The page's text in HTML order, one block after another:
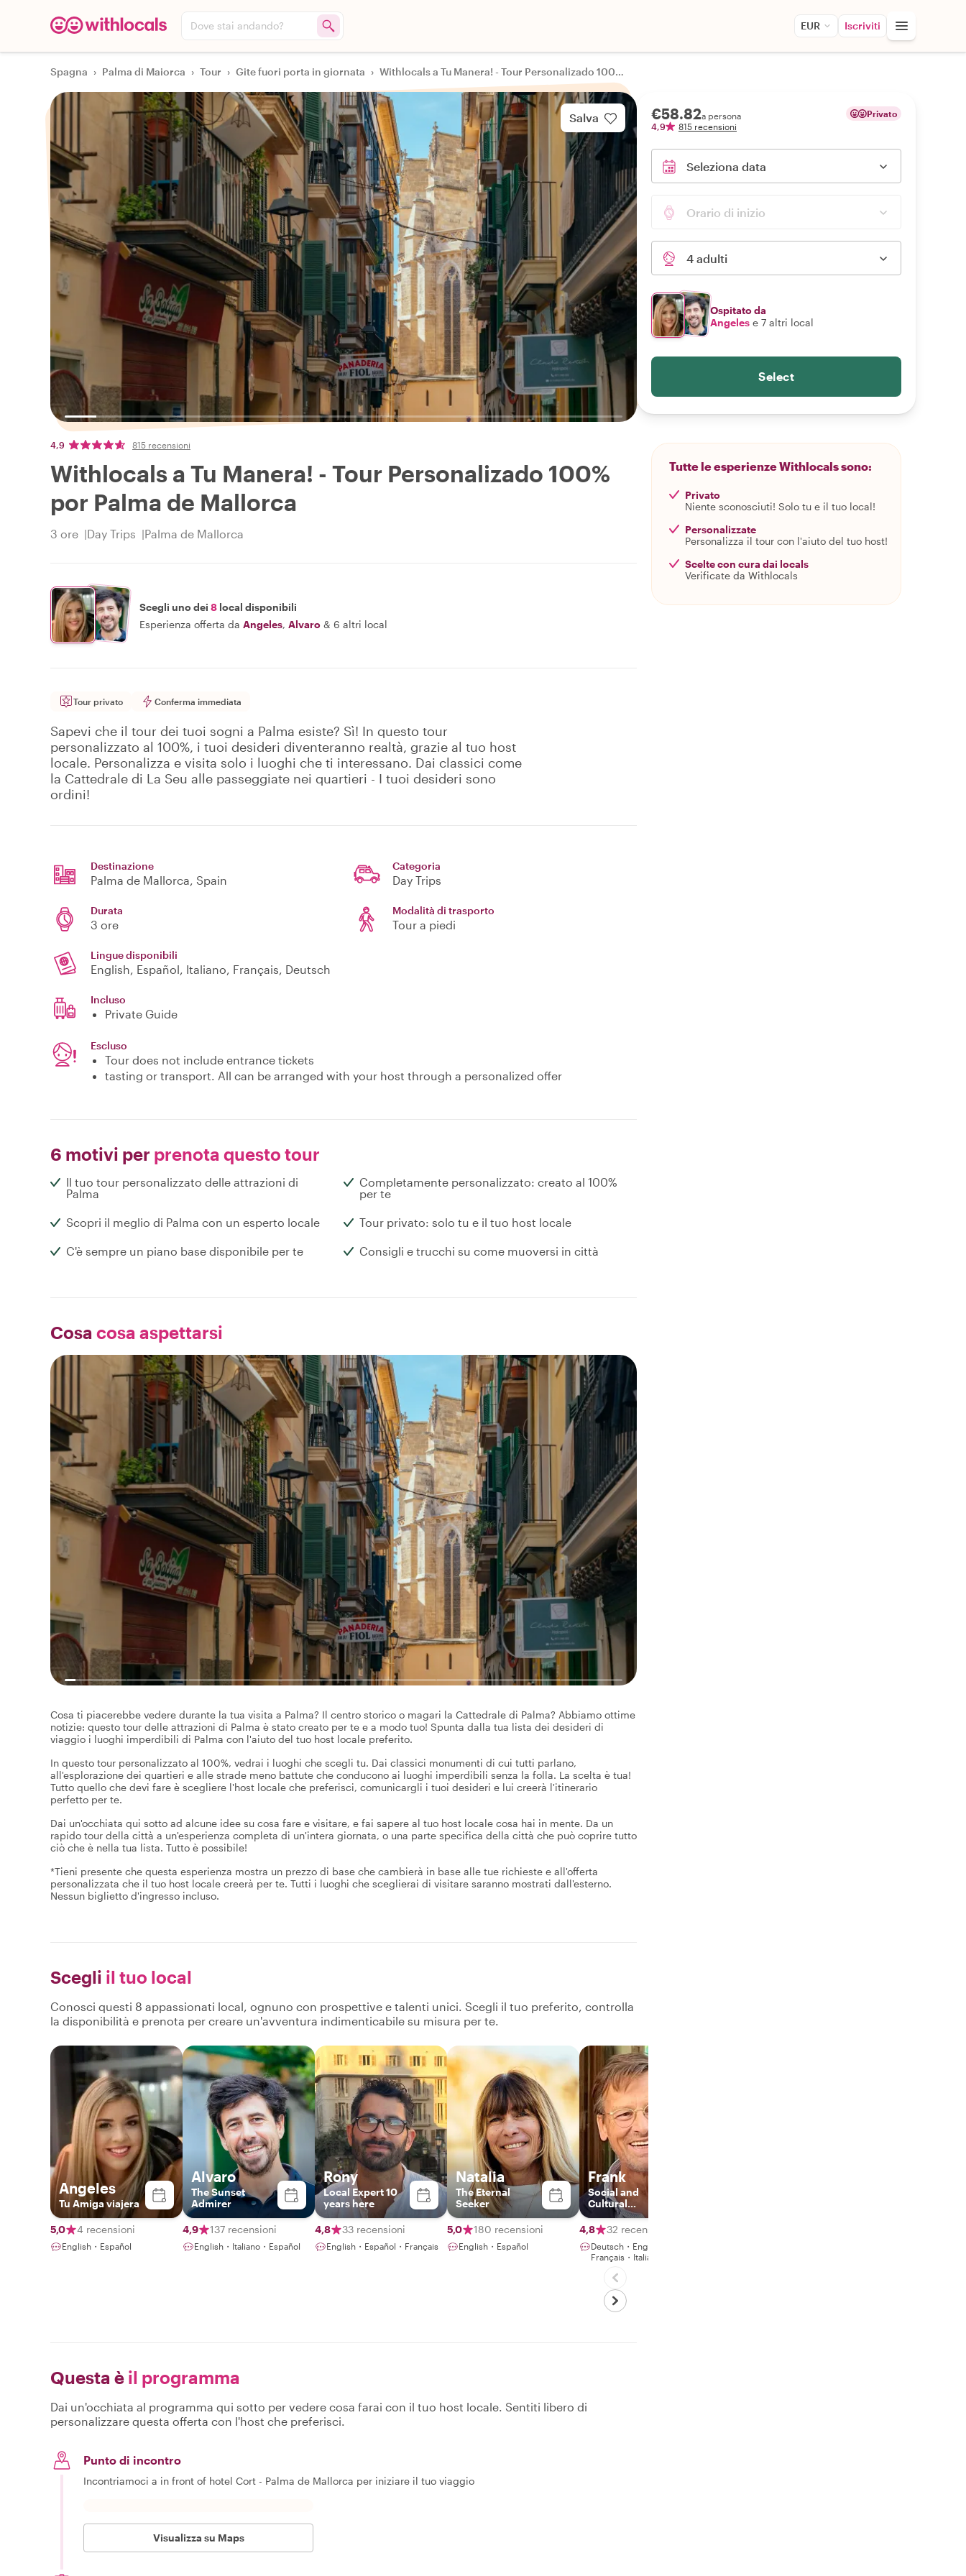
Dove stai andando? EUR Iscriviti
Spagna › Palma di Maiorca › Tour › Gite fuori porta in giornata › Withlocals a Tu Manera! - Tour Personalizado 100% por Palma de Mallorca
Salva
4,9 815 recensioni
Withlocals a Tu Manera! - Tour Personalizado 100%
por Palma de Mallorca
3 ore Day Trips Palma de Mallorca
Scegli uno dei 8 local disponibili
Esperienza offerta da Angeles, Alvaro & 6 altri local
Tour privato Conferma immediata
Sapevi che il tour dei tuoi sogni a Palma esiste? Sì! In questo tour
personalizzato al 100%, i tuoi desideri diventeranno realtà, grazie al tuo host
locale. Personalizza e visita solo i luoghi che ti interessano. Dai classici come
la Cattedrale di La Seu alle passeggiate nei quartieri - I tuoi desideri sono
ordini!
Destinazione
Palma de Mallorca, Spain
Categoria
Day Trips
Durata
3 ore
Modalità di trasporto
Tour a piedi
Lingue disponibili
English, Español, Italiano, Français, Deutsch
Incluso
Private Guide
Escluso
Tour does not include entrance tickets
tasting or transport. All can be arranged with your host through a personalized offer
6 motivi per prenota questo tour
Il tuo tour personalizzato delle attrazioni di
Palma
Completamente personalizzato: creato al 100%
per te
Scopri il meglio di Palma con un esperto locale Tour privato: solo tu e il tuo host locale
C'è sempre un piano base disponibile per te Consigli e trucchi su come muoversi in città
Cosa cosa aspettarsi
Cosa ti piacerebbe vedere durante la tua visita a Palma? Il centro storico o magari la Cattedrale di Palma? Abbiamo ottime
notizie: questo tour delle attrazioni di Palma è stato creato per te e a modo tuo! Spunta dalla tua lista dei desideri di
viaggio i luoghi imperdibili di Palma con l'aiuto del tuo host locale preferito.
In questo tour personalizzato al 100%, vedrai i luoghi che scegli tu. Dai classici monumenti di cui tutti parlano,
all'esplorazione dei quartieri e alle strade meno battute che conducono ai luoghi imperdibili senza la folla. La scelta è tua!
Tutto quello che devi fare è scegliere l'host locale che preferisci, comunicargli i tuoi desideri e lui creerà l'itinerario
perfetto per te.
Dai un'occhiata qui sotto ad alcune idee su cosa fare e visitare, e fai sapere al tuo host locale cosa hai in mente. Da un
rapido tour della città a un'esperienza completa di un'intera giornata, o una parte specifica della città che può coprire tutto
ciò che è nella tua lista. Tutto è possibile!
*Tieni presente che questa esperienza mostra un prezzo di base che cambierà in base alle tue richieste e all'offerta
personalizzata che il tuo host locale creerà per te. Tutti i luoghi che sceglierai di visitare saranno mostrati dall'esterno.
Nessun biglietto d'ingresso incluso.
Scegli il tuo local
Conosci questi 8 appassionati local, ognuno con prospettive e talenti unici. Scegli il tuo preferito, controlla
la disponibilità e prenota per creare un'avventura indimenticabile su misura per te.
Angeles
Tu Amiga viajera
5,0 4 recensioni
English・Español
Alvaro
The Sunset
Admirer
4,9 137 recensioni
English・Italiano・Español
Rony
Local Expert 10
years here
4,8 33 recensioni
English・Español・Français
Natalia
The Eternal
Seeker
5,0 180 recensioni
English・Español
Frank
Social and
Cultural
Historian
4,8
32 recensioni
Deutsch・English・Español・
Français・Italiano
Questa è il programma
Dai un'occhiata al programma qui sotto per vedere cosa farai con il tuo host locale. Sentiti libero di
personalizzare questa offerta con l'host che preferisci.
Punto di incontro
Incontriamoci a in front of hotel Cort - Palma de Mallorca per iniziare il tuo viaggio
Visualizza su Maps
€58.82a persona
4,9
815 recensioni
Privato
Seleziona data
Orario di inizio
4 adulti
Ospitato da
Angeles e 7 altri local
Select
Tutte le esperienze Withlocals sono:
Privato
Niente sconosciuti! Solo tu e il tuo local!
Personalizzate
Personalizza il tour con l'aiuto del tuo host!
Scelte con cura dai locals
Verificate da Withlocals